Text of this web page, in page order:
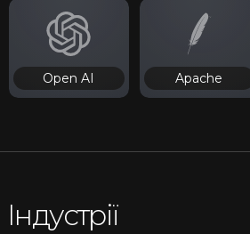
Open AI Apache
Індустрії